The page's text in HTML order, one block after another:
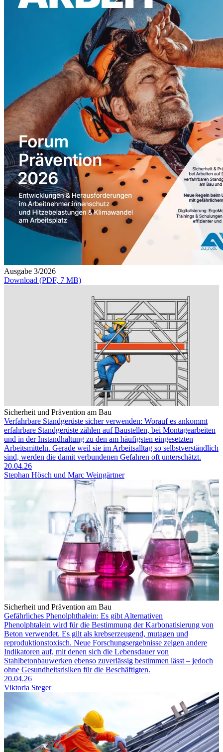
Ausgabe 3/2026
Download (PDF, 7 MB)
Sicherheit und Prävention am Bau
Verfahrbare Standgerüste sicher verwenden: Worauf es ankommt
erfahrbare Standgerüste zählen auf Baustellen, bei Montagearbeiten
und in der Instandhaltung zu den am häufigsten eingesetzten
Arbeitsmitteln. Gerade weil sie im Arbeitsalltag so selbstverständlich
sind, werden die damit verbundenen Gefahren oft unterschätzt.
20.04.26
Stephan Hösch und Marc Weingärtner
Sicherheit und Prävention am Bau
Gefährliches Phenolphthalein: Es gibt Alternativen
Phenolphtalein wird für die Bestimmung der Karbonatisierung von
Beton verwendet. Es gilt als krebserzeugend, mutagen und
reproduktionstoxisch. Neue Forschungsergebnisse zeigen andere
Indikatoren auf, mit denen sich die Lebensdauer von
Stahlbetonbauwerken ebenso zuverlässig bestimmen lässt – jedoch
ohne Gesundheitsrisiken für die Beschäftigten.
20.04.26
Viktoria Steger